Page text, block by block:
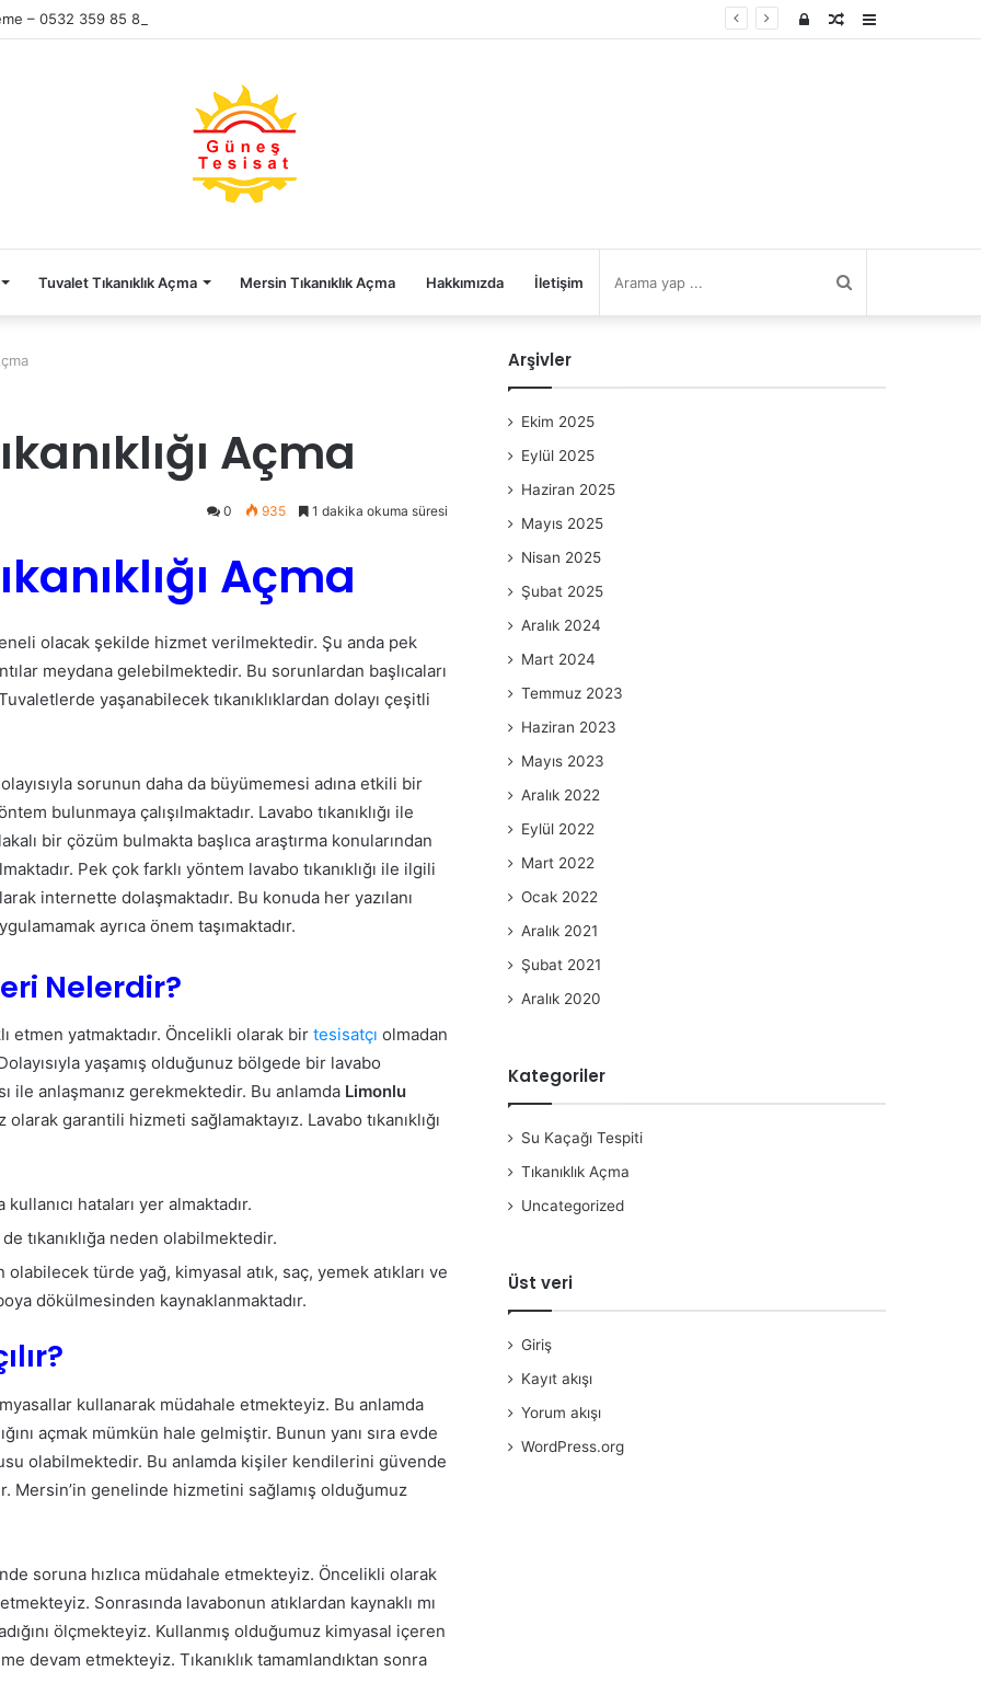
– 0532 359 85 86 Rastgele
Kayıt
Tuvalet Tıkanıklık Açma Mersin Tıkanıklık Açma Hakkımızda İletişim
Açma
0 935 1 dakika okuma süresi
Açma
olacak şekilde hizmet verilmektedir. Şu anda pek
meydana gelebilmektedir. Bu sorunlardan başlıcaları
yaşanabilecek tıkanıklıklardan dolayı çeşitli
sorunun daha da büyümemesi adına etkili bir
bulunmaya çalışılmaktadır. Lavabo tıkanıklığı ile
bir çözüm bulmakta başlıca araştırma konularından
Pek çok farklı yöntem lavabo tıkanıklığı ile ilgili
internette dolaşmaktadır. Bu konuda her yazılanı
ayrıca önem taşımaktadır.
Nelerdir?
etmen yatmaktadır. Öncelikli olarak bir tesisatçı olmadan
yaşamış olduğunuz bölgede bir lavabo
ile anlaşmanız gerekmektedir. Bu anlamda Limonlu
garantili hizmeti sağlamaktayız. Lavabo tıkanıklığı
kullanıcı hataları yer almaktadır.
tıkanıklığa neden olabilmektedir.
olabilecek türde yağ, kimyasal atık, saç, yemek atıkları ve
dökülmesinden kaynaklanmaktadır.
kullanarak müdahale etmekteyiz. Bu anlamda
açmak mümkün hale gelmiştir. Bunun yanı sıra evde
olabilmektedir. Bu anlamda kişiler kendilerini güvende
Mersin’in genelinde hizmetini sağlamış olduğumuz
soruna hızlıca müdahale etmekteyiz. Öncelikli olarak
Sonrasında lavabonun atıklardan kaynaklı mı
ölçmekteyiz. Kullanmış olduğumuz kimyasal içeren
devam etmekteyiz. Tıkanıklık tamamlandıktan sonra
Arşivler
Ekim 2025
Eylül 2025
Haziran 2025
Mayıs 2025
Nisan 2025
Şubat 2025
Aralık 2024
Mart 2024
Temmuz 2023
Haziran 2023
Mayıs 2023
Aralık 2022
Eylül 2022
Mart 2022
Ocak 2022
Aralık 2021
Şubat 2021
Aralık 2020
Kategoriler
Su Kaçağı Tespiti
Tıkanıklık Açma
Uncategorized
Üst veri
Giriş
Kayıt akışı
Yorum akışı
WordPress.org